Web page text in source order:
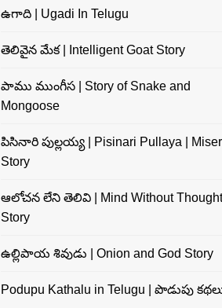
ఉగాది | Ugadi In Telugu
తెలివైన మేక | Intelligent Goat Story
పాము ముంగీస | Story of Snake and
Mongoose
పిసినారి పుల్లయ్య | Pisinari Pullaya | Miser
Story
ఆలోచన లేని తెలివి | Mind Without Thought
Story
ఉల్లిపాయ శివుడు | Onion and God Story
Podupu Kathalu in Telugu | పొడుపు